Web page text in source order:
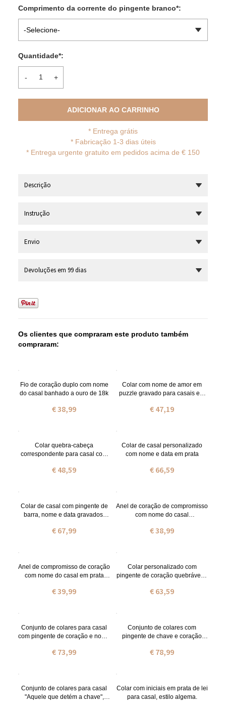
Comprimento da corrente do pingente branco*:
-Selecione-
Quantidade*:
- +
ADICIONAR AO CARRINHO
* Entrega grátis
* Fabricação 1-3 dias úteis
* Entrega urgente gratuito em pedidos acima de € 150
Descrição
Instrução
Envio
Devoluções em 99 dias
Os clientes que compraram este produto também
compraram:
Fio de coração duplo com nome
do casal banhado a ouro de 18k
€ 38,99
Colar com nome de amor em
puzzle gravado para casais em
€ 47,19
Colar quebra-cabeça
correspondente para casal com
de nascimento
€ 48,59
Colar de casal personalizado
com nome e data em prata
€ 66,59
Colar de casal com pingente de
barra, nome e data gravados,
€ 67,99
Anel de coração de compromisso
com nome do casal
€ 38,99
Anel de compromisso de coração
com nome do casal em prata
€ 39,99
Colar personalizado com
pingente de coração quebrável e
€ 63,59
Conjunto de colares para casal
com pingente de coração e nome
€ 73,99
Conjunto de colares com
pingente de chave e coração
€ 78,99
Conjunto de colares para casal
"Aquele que detém a chave",
Colar com iniciais em prata de lei
para casal, estilo algema.